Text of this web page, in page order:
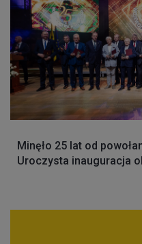
Minęło 25 lat od
Uroczysta inauguracja